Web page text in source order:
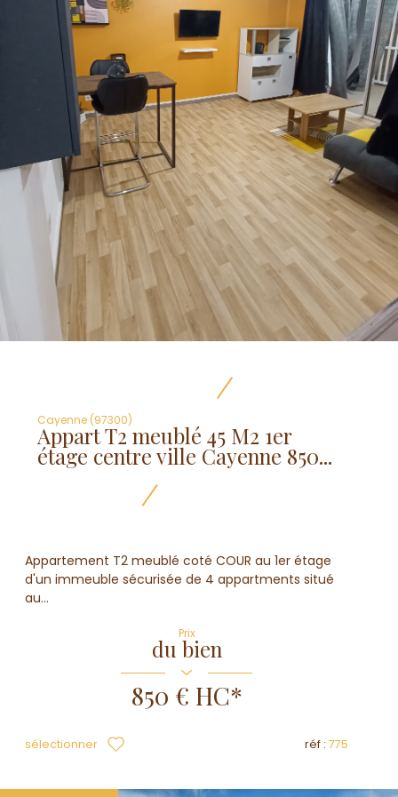
Cayenne (97300)
Appart T2 meublé 45 M2 1er
étage centre ville Cayenne 850...
Appartement T2 meublé coté COUR au 1er étage
d'un immeuble sécurisée de 4 appartments situé
au...
Prix
du bien
850 € HC*
sélectionner réf : 775